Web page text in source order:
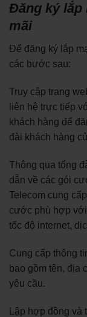
Đăng ký lắp
mãi
Để đăng ký lắp
các bước sau:
Truy cập trang
liên hệ trực tiếp
khách hàng để
đài khách hàng
Thông qua tổng
dẫn về các gói
Telecom cung
cước phù hợp
tốc độ internet,
Cung cấp thông
bao gồm tên, địa
yêu cầu.
Lập hợp đồng